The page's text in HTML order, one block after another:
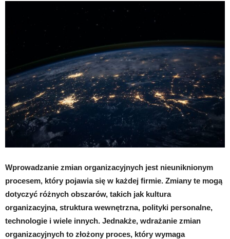
Wprowadzanie zmian organizacyjnych jest nieuniknionym
procesem, który pojawia się w każdej firmie. Zmiany te mogą
dotyczyć różnych obszarów, takich jak kultura
organizacyjna, struktura wewnętrzna, polityki personalne,
technologie i wiele innych. Jednakże, wdrażanie zmian
organizacyjnych to złożony proces, który wymaga